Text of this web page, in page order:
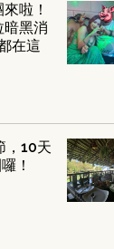
啦！
暗黑消
在這
，10天
！